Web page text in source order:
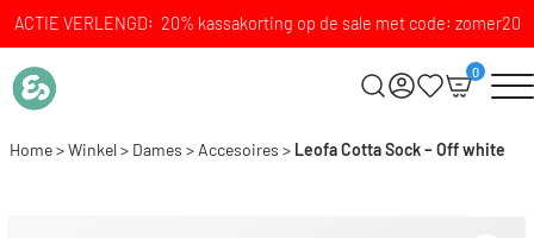
ACTIE VERLENGD: 20% kassakorting op de sale met code: zomer20
0
Home>Winkel> Dames > Accesoires > Leofa Cotta Sock – Off white